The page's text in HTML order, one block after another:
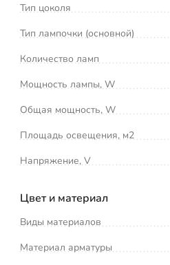
Тип цоколя
Тип лампочки (основной)
Количество ламп
Мощность лампы, W
Общая мощность, W
Площадь освещения, м2
Напряжение, V
Цвет и материал
Виды материалов
Материал арматуры